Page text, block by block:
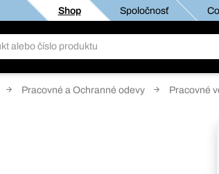
Shop Spoločnosť
Pracovné a Ochranné odevy Pracovné